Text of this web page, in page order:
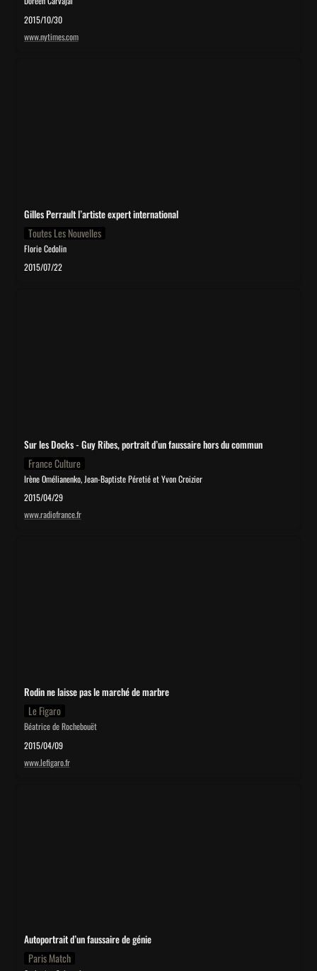
2015/10/30
www.nytimes.com
Gilles Perrault l’artiste expert international
Toutes Les Nouvelles
Florie Cedolin
2015/07/22
Sur les Docks - Guy Ribes, portrait d’un faussaire hors du commun
France Culture
Irène Omélianenko, Jean-Baptiste Péretié et Yvon Croizier
2015/04/29
www.radiofrance.fr
Rodin ne laisse pas le marché de marbre
Le Figaro
Béatrice de Rochebouët
2015/04/09
www.lefigaro.fr
Autoportrait d’un faussaire de génie
Paris Match